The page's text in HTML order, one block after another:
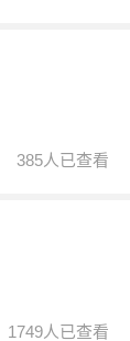
385人已查看
1749人已查看